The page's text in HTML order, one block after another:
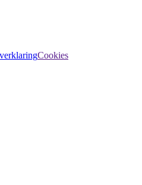
Cookies